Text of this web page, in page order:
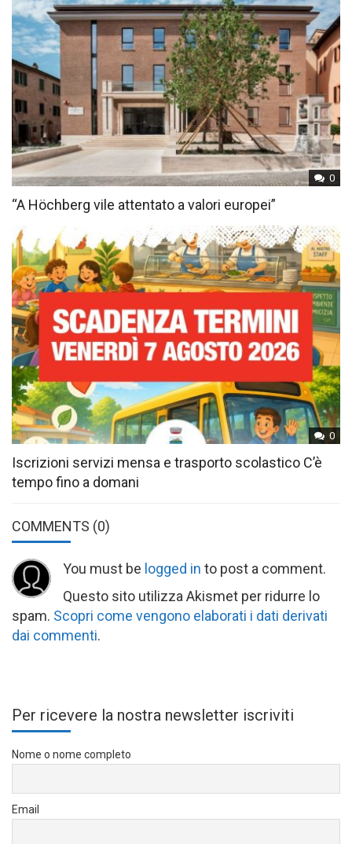
0
“A Höchberg vile attentato a valori europei”
0
Iscrizioni servizi mensa e trasporto scolastico C’è
tempo fino a domani
COMMENTS (0)
You must be logged in to post a comment.
Questo sito utilizza Akismet per ridurre lo
spam. Scopri come vengono elaborati i dati derivati
dai commenti.
Per ricevere la nostra newsletter iscriviti
Nome o nome completo
Email